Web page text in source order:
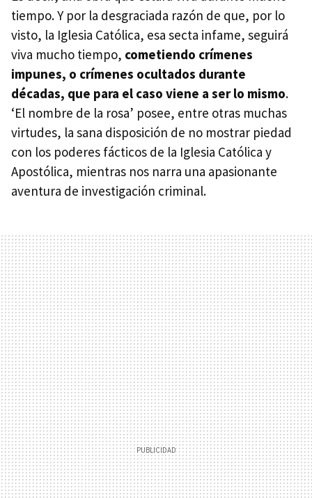
tiempo. Y por la desgraciada razón de que, por lo
visto, la Iglesia Católica, esa secta infame, seguirá
viva mucho tiempo, cometiendo crímenes
impunes, o crímenes ocultados durante
décadas, que para el caso viene a ser lo mismo.
‘El nombre de la rosa’ posee, entre otras muchas
virtudes, la sana disposición de no mostrar piedad
con los poderes fácticos de la Iglesia Católica y
Apostólica, mientras nos narra una apasionante
aventura de investigación criminal.